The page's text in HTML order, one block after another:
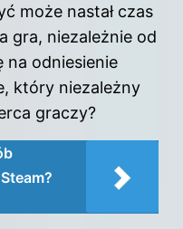
może nastał czas
gra, niezależnie od
na odniesienie
który niezależny
graczy?